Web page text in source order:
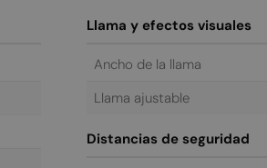
Llama y efectos visuales
Ancho de la llama
Llama ajustable
Distancias de seguridad